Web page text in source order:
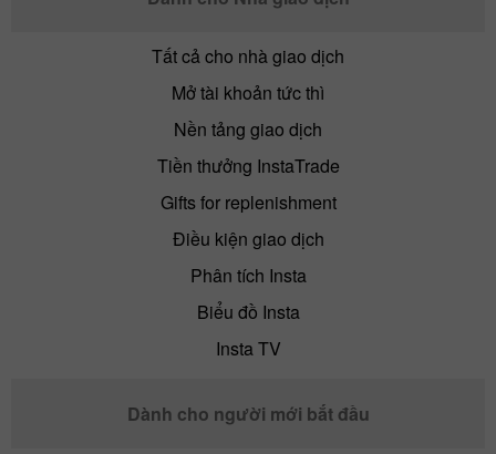
Tất cả cho nhà giao dịch
Mở tài khoản tức thì
Nền tảng giao dịch
Tiền thưởng InstaTrade
Gifts for replenishment
Điều kiện giao dịch
Phân tích Insta
Biểu đồ Insta
Insta TV
Dành cho người mới bắt đầu